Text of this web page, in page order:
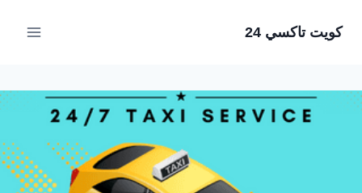
كويت تاكسي 24